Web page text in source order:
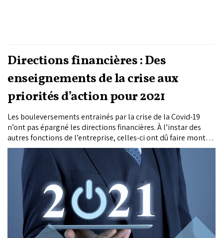
Directions financières : Des
enseignements de la crise aux
priorités d’action pour 2021
Les bouleversements entrainés par la crise de la Covid-19
n’ont pas épargné les directions financières. À l’instar des
autres fonctions de l’entreprise, celles-ci ont dû faire montre
d’agilité et d’adaptabilité pour pouvoir relever le défi.
Comment les directions financières ont-elles géré la
situation ? Quels enseignements en ont-elles tirés et quelles
pistes d’action ont-elles envisagées pour mieux appréhender
les enjeux qui se profilent en cette année 2021 et au-delà ?
Des éléments de réponses ont été apportés par la 9e édition
de l’étude annuelle par PwC France et Maghreb autour des
priorités du directeur financier. Retour sur les principales
conclusions et enseignements de l’enquête.